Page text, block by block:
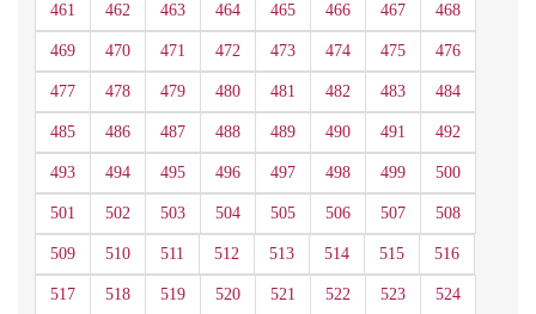
461 462 463 464 465 466 467 468
469 470 471 472 473 474 475 476
477 478 479 480 481 482 483 484
485 486 487 488 489 490 491 492
493 494 495 496 497 498 499 500
501 502 503 504 505 506 507 508
509 510 511 512 513 514 515 516
517 518 519 520 521 522 523 524